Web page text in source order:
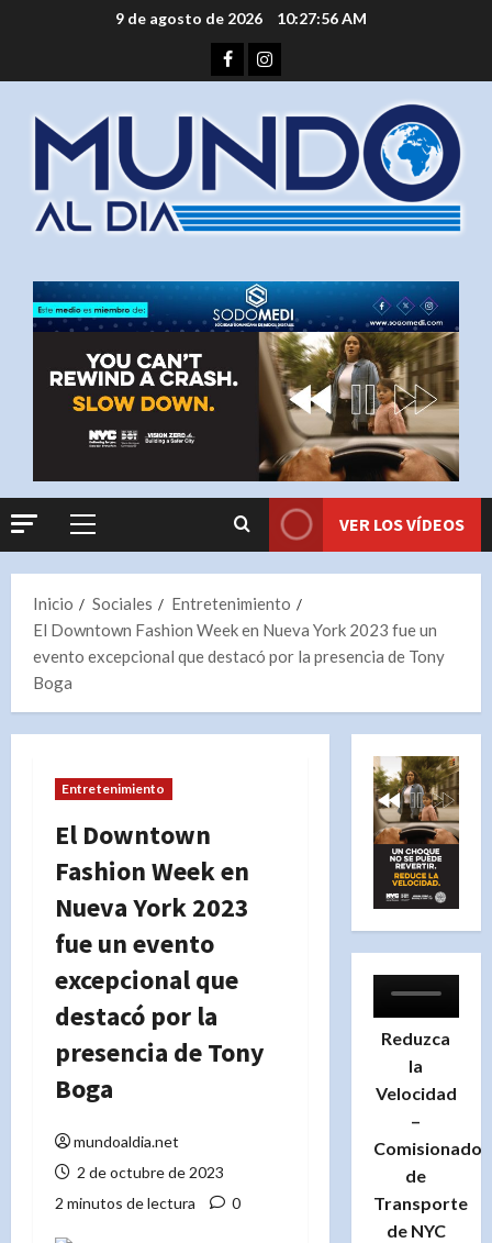
9 de agosto de 2026 10:27:56 AM
FacebookInstagram
Menú
VER LOS VÍDEOS
Inicio Sociales
Entretenimiento
El Downtown Fashion Week en Nueva York 2023 fue un
evento excepcional que destacó por la presencia de Tony
Boga
Entretenimiento
El Downtown
Fashion Week en
Nueva York 2023
fue un evento
excepcional que
destacó por la
presencia de Tony
Boga
mundoaldia.net
2 de octubre de 2023
2 minutos de lectura
0
Reduzca
la
Velocidad
–
Comisionado
de
Transporte
de NYC